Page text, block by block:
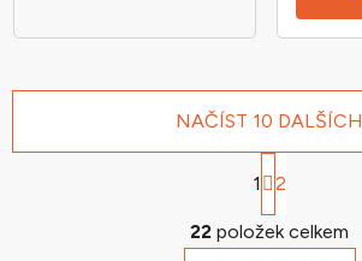
O
v
NAČÍST 10 DALŠÍCH
S
t
r
á
n
1 2
22 položek celkem